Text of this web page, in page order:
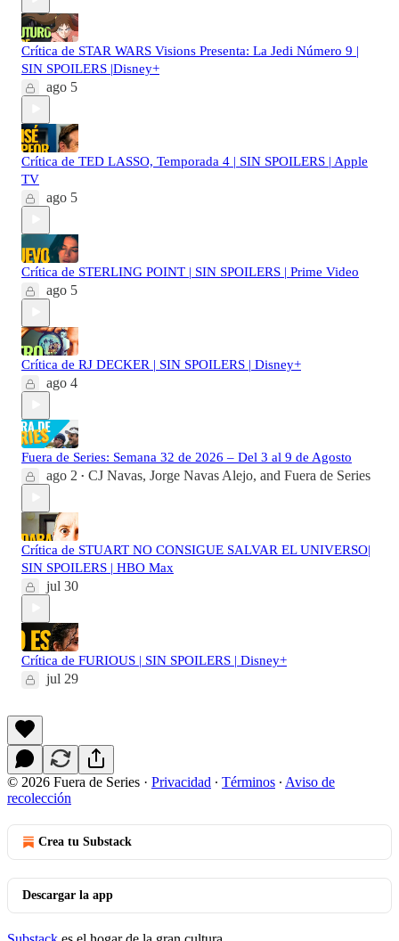
Crítica de STAR WARS Visions Presenta: La Jedi Número 9 |
SIN SPOILERS |Disney+
ago 5
Crítica de TED LASSO, Temporada 4 | SIN SPOILERS | Apple
TV
ago 5
Crítica de STERLING POINT | SIN SPOILERS | Prime Video
ago 5
Crítica de RJ DECKER | SIN SPOILERS | Disney+
ago 4
Fuera de Series: Semana 32 de 2026 – Del 3 al 9 de Agosto
ago 2 • CJ Navas, Jorge Navas Alejo, and Fuera de Series
Crítica de STUART NO CONSIGUE SALVAR EL UNIVERSO|
SIN SPOILERS | HBO Max
jul 30
Crítica de FURIOUS | SIN SPOILERS | Disney+
jul 29
© 2026 Fuera de Series · Privacidad ∙ Términos ∙ Aviso de
recolección
Crea tu Substack
Descargar la app